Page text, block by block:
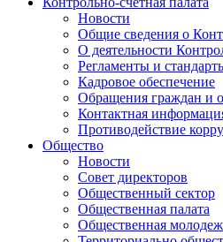
Новости
Общие сведения о
О деятельности
Регламенты и
Кадровое обеспечение
Обращения граждан и
Контактная
Противодействие
Общество
Новости
Совет директоров
Общественный сектор
Общественная палата
Общественная